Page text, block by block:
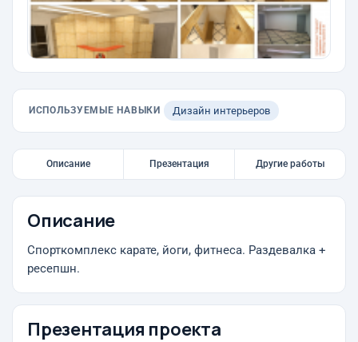
ИСПОЛЬЗУЕМЫЕ НАВЫКИ Дизайн интерьеров
Описание Презентация Другие работы
Описание
Спорткомплекс карате, йоги, фитнеса. Раздевалка +
ресепшн.
Презентация проекта